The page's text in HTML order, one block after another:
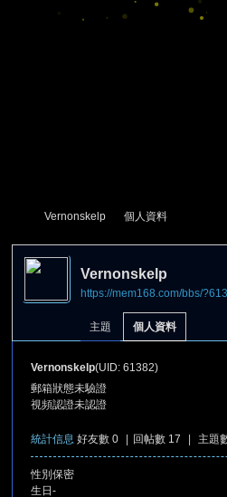
Vernonskelp
›
個人資料
Vernonskelp
https://mem168.com/bbs/
主題 個人資料
Vernonskelp(UID: 61382)
郵箱狀態未驗證
視頻認證未認證
統計信息 好友數 0 回帖數 17 主題
性別 保密
生日 -